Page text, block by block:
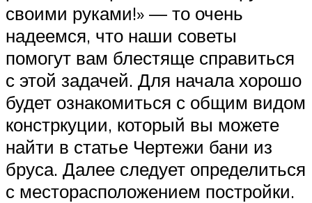
своими руками!» — то очень
надеемся, что наши советы
помогут вам блестяще справиться
с этой задачей. Для начала хорошо
будет ознакомиться с общим видом
констркуции, который вы можете
найти в статье Чертежи бани из
бруса. Далее следует определиться
с месторасположением постройки.